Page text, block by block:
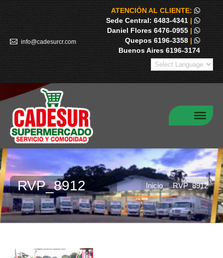
info@cadesurcr.com
ATENCIÓN AL CLIENTE:
Sede Central: 6483-4341 |
Daniel Flores 6476-0955 |
Quepos 6196-3358 |
Buenos Aires 6196-3174
RVP_8912 Estás aquí:Inicio RVP_8912